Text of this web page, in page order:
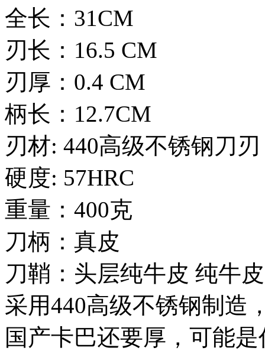
全长：31CM
刃长：16.5 CM
刃厚：0.4 CM
柄长：12.7CM
刃材: 440高级不锈钢刀刃
硬度: 57HRC
重量：400克
刀柄：真皮
刀鞘：头层纯牛皮 纯牛
采用440高级不锈钢制造
国产卡巴还要厚，可能